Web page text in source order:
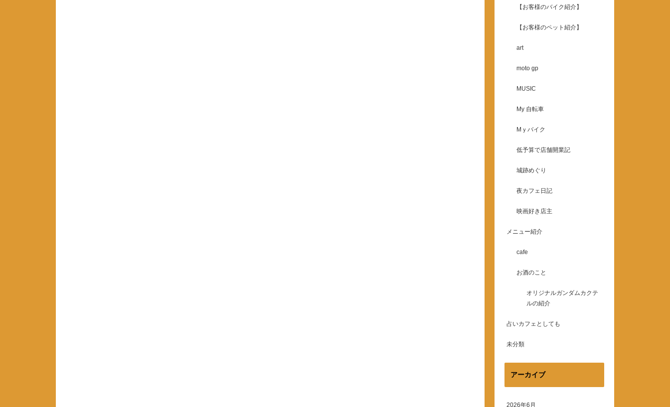
【お客様のバイク紹介】
【お客様のペット紹介】
art
moto gp
MUSIC
My 自転車
Mｙバイク
低予算で店舗開業記
城跡めぐり
夜カフェ日記
映画好き店主
メニュー紹介
cafe
お酒のこと
オリジナルガンダムカクテ
ルの紹介
占いカフェとしても
未分類
アーカイブ
2026年6月